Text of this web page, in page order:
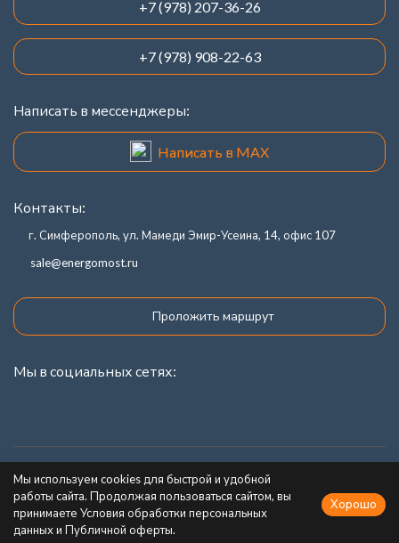
+7 (978) 207-36-26
+7 (978) 908-22-63
Написать в мессенджеры:
Написать в MAX
Контакты:
г. Симферополь, ул. Мамеди Эмир-Усеина, 14, офис 107
sale@energomost.ru
Проложить маршрут
Мы в социальных сетях:
Каталог товаров
Информация
Мы используем cookies для быстрой и удобной
работы сайта. Продолжая пользоваться сайтом, вы
принимаете Условия обработки персональных
данных и Публичной оферты.
Хорошо